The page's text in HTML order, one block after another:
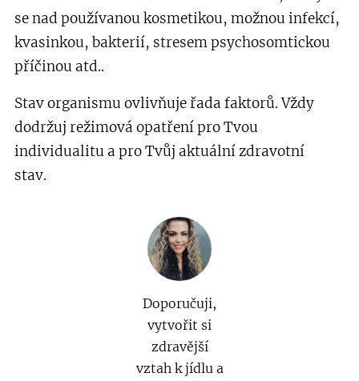
se nad používanou kosmetikou, možnou infekcí,
kvasinkou, bakterií, stresem psychosomtickou
příčinou atd..
Stav organismu ovlivňuje řada faktorů. Vždy
dodržuj režimová opatření pro Tvou
individualitu a pro Tvůj aktuální zdravotní
stav.
Doporučuji,
vytvořit si
zdravější
vztah k jídlu a